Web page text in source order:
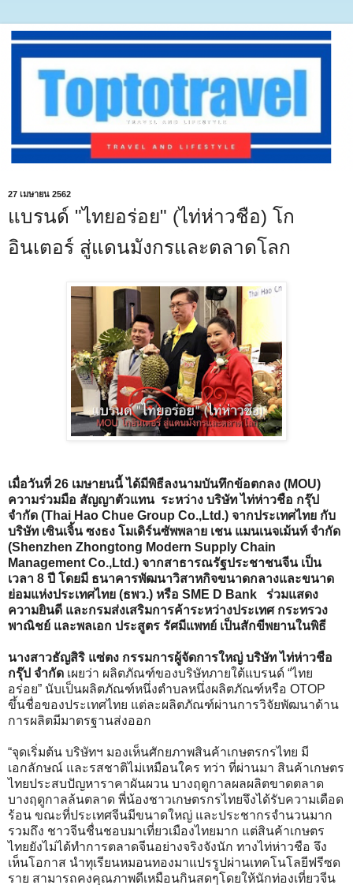
27 เมษายน 2562
แบรนด์ "ไทยอร่อย" (ไท่ห่าวชือ) โก
อินเตอร์ สู่แดนมังกรและตลาดโลก
เมื่อวันที่ 26 เมษายนนี้ ได้มีพิธีลงนามบันทึกข้อตกลง (MOU)
ความร่วมมือ สัญญาตัวแทน ระหว่าง บริษัท ไท่ห่าวชือ กรุ๊ป
จำกัด (Thai Hao Chue Group Co.,Ltd.) จากประเทศไทย กับ
บริษัท เซินเจิ้น ซงธง โมเดิร์นซัพพลาย เชน แมนเนจเม้นท์ จำกัด
(Shenzhen Zhongtong Modern Supply Chain
Management Co.,Ltd.) จากสาธารณรัฐประชาชนจีน เป็น
เวลา 8 ปี โดยมี ธนาคารพัฒนาวิสาหกิจขนาดกลางและขนาด
ย่อมแห่งประเทศไทย (ธพว.) หรือ SME D Bank ร่วมแสดง
ความยินดี และกรมส่งเสริมการค้าระหว่างประเทศ กระทรวง
พาณิชย์ และพลเอก ประสูตร รัศมีแพทย์ เป็นสักขีพยานในพิธี
นางสาวธัญสิริ แซ่ตง กรรมการผู้จัดการใหญ่ บริษัท ไท่ห่าวชือ
กรุ๊ป จำกัด เผยว่า ผลิตภัณฑ์ของบริษัทภายใต้แบรนด์ “ไทย
อร่อย” นับเป็นผลิตภัณฑ์หนึ่งตำบลหนึ่งผลิตภัณฑ์หรือ OTOP
ขึ้นชื่อของประเทศไทย แต่ละผลิตภัณฑ์ผ่านการวิจัยพัฒนาด้าน
การผลิตมีมาตรฐานส่งออก
“จุดเริ่มต้น บริษัทฯ มองเห็นศักยภาพสินค้าเกษตรกรไทย มี
เอกลักษณ์ และรสชาติไม่เหมือนใคร ทว่า ที่ผ่านมา สินค้าเกษตร
ไทยประสบปัญหาราคาผันผวน บางฤดูกาลผลผลิตขาดตลาด
บางฤดูกาลล้นตลาด พี่น้องชาวเกษตรกรไทยจึงได้รับความเดือด
ร้อน ขณะที่ประเทศจีนมีขนาดใหญ่ และประชากรจำนวนมาก
รวมถึง ชาวจีนชื่นชอบมาเที่ยวเมืองไทยมาก แต่สินค้าเกษตร
ไทยยังไม่ได้ทำการตลาดจีนอย่างจริงจังนัก ทางไท่ห่าวชือ จึง
เห็นโอกาส นำทุเรียนหมอนทองมาแปรรูปผ่านเทคโนโลยีฟรีซด
ราย สามารถคงคุณภาพดีเหมือนกินสดๆโดยให้นักท่องเที่ยวจีน